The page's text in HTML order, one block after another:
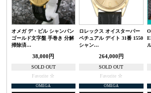
オメガ デ・ビル シャンパン
ゴールド文字盤 手巻き 分解
掃除済…
38,000円
SOLD OUT
Favorite
ロレックス オイスターパー
ペチュアル デイト 31番 1550
シャン…
264,000円
SOLD OUT
Favorite
OMEGA OMEGA